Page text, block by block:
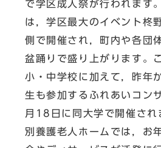
で学区成人祭が行われます
は，学区最大のイベント柊
側で開催され，町内や各団
盆踊りで盛り上がります。
小・中学校に加えて，昨年
生も参加するふれあいコン
月18日に同大学で開催さ
別養護老人ホームでは，お